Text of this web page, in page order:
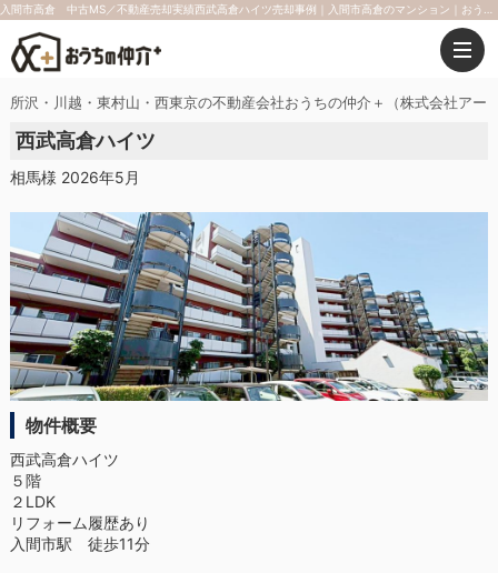
所沢・川越・東村山・西東京の不動産会社おうちの仲介＋（株式会社アー
西武高倉ハイツ
相馬様 2026年5月
物件概要
西武高倉ハイツ
５階
２LDK
リフォーム履歴あり
入間市駅 徒歩11分